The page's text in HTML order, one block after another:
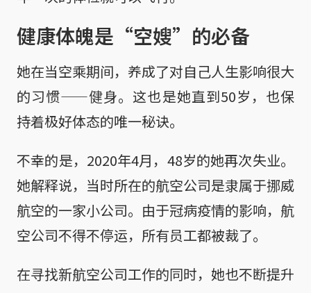
健康体魄是“空嫂”的必备
她在当空乘期间，养成了对自己人生影响很大
的习惯——健身。这也是她直到50岁，也保
持着极好体态的唯一秘诀。
不幸的是，2020年4月，48岁的她再次失业。
她解释说，当时所在的航空公司是隶属于挪威
航空的一家小公司。由于冠病疫情的影响，航
空公司不得不停运，所有员工都被裁了。
在寻找新航空公司工作的同时，她也不断提升